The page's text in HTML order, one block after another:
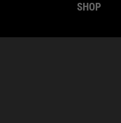
SHOP